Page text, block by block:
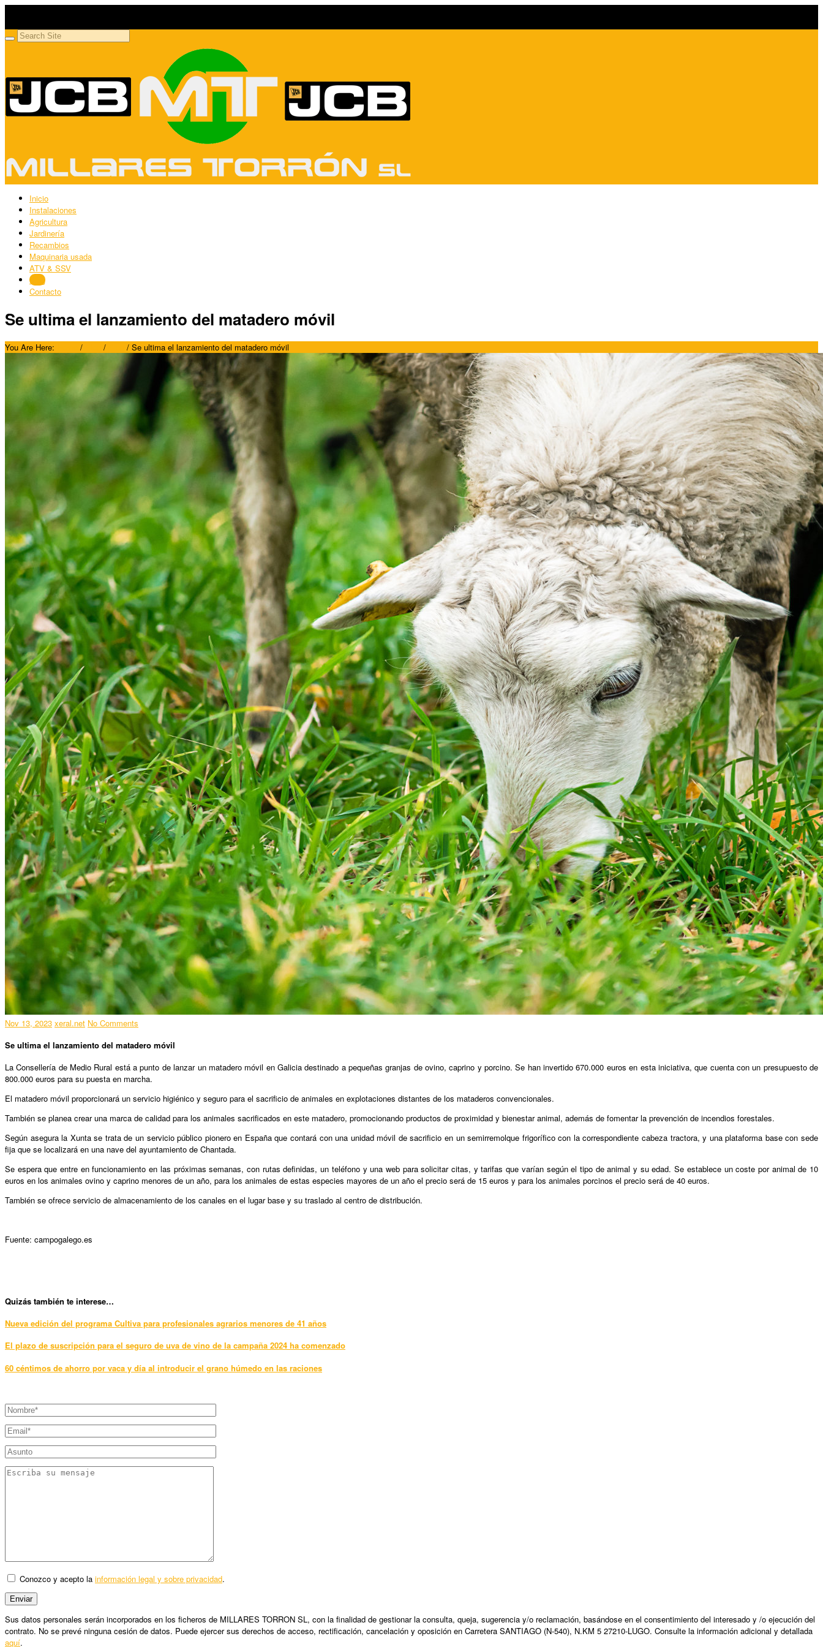
Inicio
Instalaciones
Agricultura
Jardinería
Recambios
Maquinaria usada
ATV & SSV
Blog
Contacto
Se ultima el lanzamiento del matadero móvil
You Are Here: / / / Se ultima el lanzamiento del matadero móvil
Nov 13, 2023 xeral.net No Comments
Se ultima el lanzamiento del matadero móvil
La Consellería de Medio Rural está a punto de lanzar un matadero móvil en Galicia destinado a pequeñas granjas de ovino, caprino y porcino. Se han invertido 670.000 euros en esta iniciativa, que cuenta con un presupuesto de
800.000 euros para su puesta en marcha.
El matadero móvil proporcionará un servicio higiénico y seguro para el sacrificio de animales en explotaciones distantes de los mataderos convencionales.
También se planea crear una marca de calidad para los animales sacrificados en este matadero, promocionando productos de proximidad y bienestar animal, además de fomentar la prevención de incendios forestales.
Según asegura la Xunta se trata de un servicio público pionero en España que contará con una unidad móvil de sacrificio en un semirremolque frigorífico con la correspondiente cabeza tractora, y una plataforma base con sede
fija que se localizará en una nave del ayuntamiento de Chantada.
Se espera que entre en funcionamiento en las próximas semanas, con rutas definidas, un teléfono y una web para solicitar citas, y tarifas que varían según el tipo de animal y su edad. Se establece un coste por animal de 10
euros en los animales ovino y caprino menores de un año, para los animales de estas especies mayores de un año el precio será de 15 euros y para los animales porcinos el precio será de 40 euros.
También se ofrece servicio de almacenamiento de los canales en el lugar base y su traslado al centro de distribución.
Fuente: campogalego.es
Quizás también te interese…
Nueva edición del programa Cultiva para profesionales agrarios menores de 41 años
El plazo de suscripción para el seguro de uva de vino de la campaña 2024 ha comenzado
60 céntimos de ahorro por vaca y día al introducir el grano húmedo en las raciones
Conozco y acepto la información legal y sobre privacidad.
Sus datos personales serán incorporados en los ficheros de MILLARES TORRON SL, con la finalidad de gestionar la consulta, queja, sugerencia y/o reclamación, basándose en el consentimiento del interesado y /o ejecución del
contrato. No se prevé ninguna cesión de datos. Puede ejercer sus derechos de acceso, rectificación, cancelación y oposición en Carretera SANTIAGO (N-540), N.KM 5 27210-LUGO. Consulte la información adicional y detallada
aquí.